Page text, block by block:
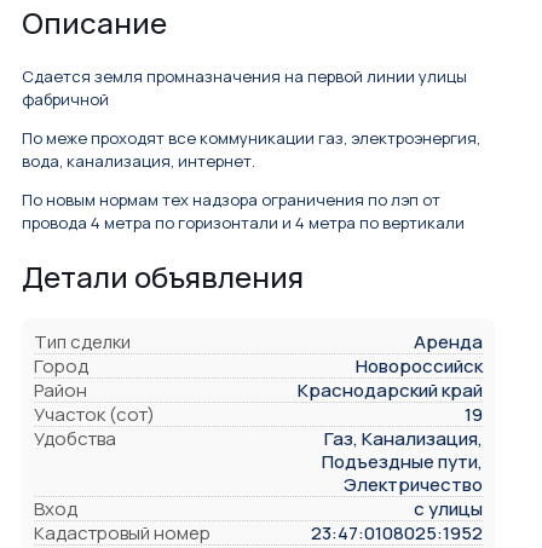
Описание
Сдается земля промназначения на первой линии улицы
фабричной
По меже проходят все коммуникации газ, электроэнергия,
вода, канализация, интернет.
По новым нормам тех надзора ограничения по лэп от
провода 4 метра по горизонтали и 4 метра по вертикали
Детали объявления
Тип сделки
Аренда
Город
Новороссийск
Район
Краснодарский край
Участок (сот)
19
Удобства
Газ, Канализация,
Подъездные пути,
Электричество
Вход
с улицы
Кадастровый номер
23:47:0108025:1952